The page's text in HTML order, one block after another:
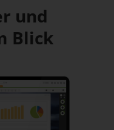
und
Blick